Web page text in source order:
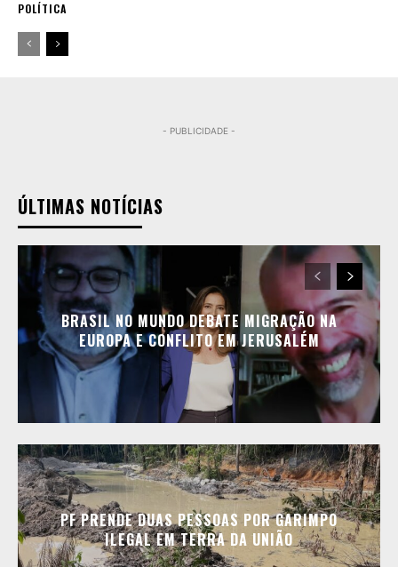
POLÍTICA
- PUBLICIDADE -
ÚLTIMAS NOTÍCIAS
BRASIL NO MUNDO DEBATE MIGRAÇÃO NA
EUROPA E CONFLITO EM JERUSALÉM
PF PRENDE DUAS PESSOAS POR GARIMPO
ILEGAL EM TERRA DA UNIÃO